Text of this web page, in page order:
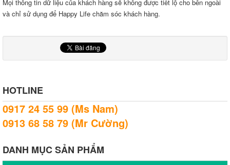
Mọi thông tin dữ liệu của khách hàng sẽ không được tiết lộ cho bên ngoài
và chỉ sử dụng để Happy Life chăm sóc khách hàng.
HOTLINE
0917 24 55 99 (Ms Nam)
0913 68 58 79 (Mr Cường)
DANH MỤC SẢN PHẨM